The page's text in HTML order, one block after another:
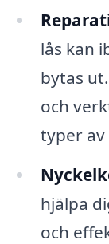
lås kan
bytas
och
typer av
hjälpa
och